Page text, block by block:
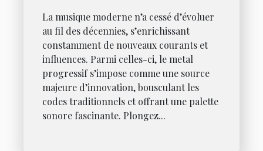
La musique moderne n’a cessé d’évoluer
au fil des décennies, s’enrichissant
constamment de nouveaux courants et
influences. Parmi celles-ci, le metal
progressif s’impose comme une source
majeure d’innovation, bousculant les
codes traditionnels et offrant une palette
sonore fascinante. Plongez...